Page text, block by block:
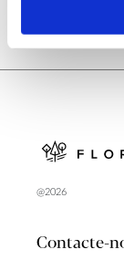
@2026
Contacte-